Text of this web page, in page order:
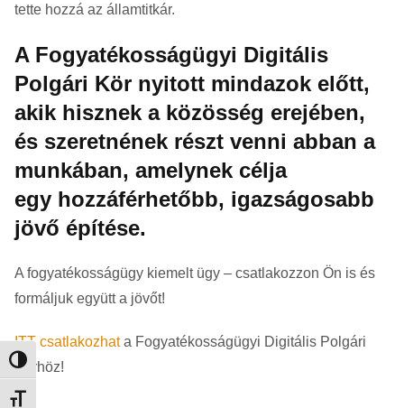
Nagy kontraszt váltása
Betűméret váltása
tette hozzá az államtitkár.
A Fogyatékosságügyi Digitális
Polgári Kör nyitott mindazok előtt,
akik hisznek a közösség erejében,
és szeretnének részt venni abban a
munkában, amelynek célja
egy hozzáférhetőbb, igazságosabb
jövő építése.
A fogyatékosságügy kiemelt ügy – csatlakozzon Ön is és
formáljuk együtt a jövőt!
ITT csatlakozhata Fogyatékosságügyi Digitális Polgári
Körhöz!